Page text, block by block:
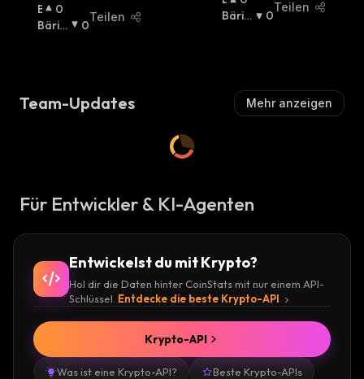
B
U
H
0
Bäris
0
Teilen
U
Bäris
0
Teilen
Team-Updates Mehr anzeigen
Für Entwickler & KI-Agenten
Entwickelst du mit Krypto?
Hol dir die Daten hinter CoinStats mit nur einem API-
Schlüssel. Entdecke die beste Krypto-API
Was ist eine Krypto-API? Beste Krypto-APIs
Krypto-API